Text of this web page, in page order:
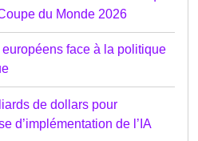
du Monde 2026
face à la politique
de dollars pour
d’implémentation de l’IA